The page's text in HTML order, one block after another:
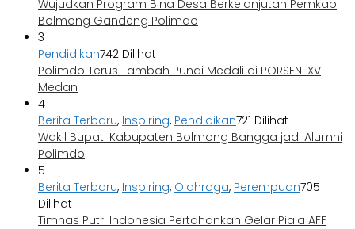
Wujudkan Program Bina Desa Berkelanjutan Pemkab
Bolmong Gandeng Polimdo
3
Pendidikan742 Dilihat
Polimdo Terus Tambah Pundi Medali di PORSENI XV
Medan
4
Berita Terbaru, Inspiring, Pendidikan721 Dilihat
Wakil Bupati Kabupaten Bolmong Bangga jadi Alumni
Polimdo
5
Berita Terbaru, Inspiring, Olahraga, Perempuan705
Dilihat
Timnas Putri Indonesia Pertahankan Gelar Piala AFF